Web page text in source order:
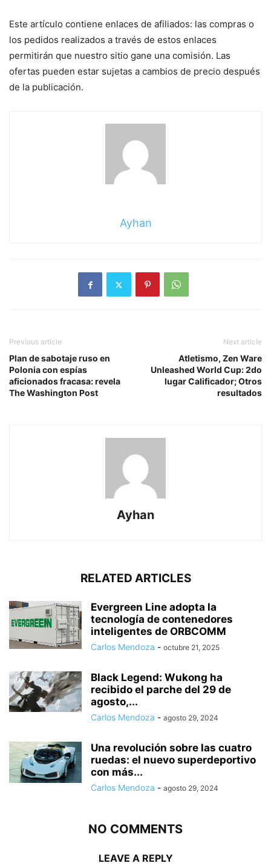
Este artículo contiene enlaces de afiliados: las compras o
los pedidos realizados a través de estos enlaces
permitirán que nuestro sitio gane una comisión. Las
ofertas pueden estar sujetas a cambios de precio después
de la publicación.
Ayhan
Previous article
Plan de sabotaje ruso en
Polonia con espías
aficionados fracasa: revela
The Washington Post
Next article
Atletismo, Zen Ware
Unleashed World Cup: 2do
lugar Calificador; Otros
resultados
Ayhan
RELATED ARTICLES
Evergreen Line adopta la
tecnología de contenedores
inteligentes de ORBCOMM
Carlos Mendoza - octubre 21, 2025
Black Legend: Wukong ha
recibido el parche del 29 de
agosto,...
Carlos Mendoza - agosto 29, 2024
Una revolución sobre las cuatro
ruedas: el nuevo superdeportivo
con más...
Carlos Mendoza - agosto 29, 2024
NO COMMENTS
LEAVE A REPLY